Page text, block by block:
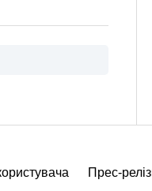
Прес-